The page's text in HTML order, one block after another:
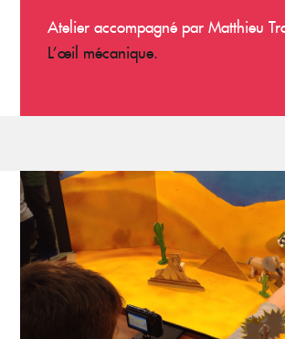
Atelier accompagné par Matthieu
L’œil mécanique.